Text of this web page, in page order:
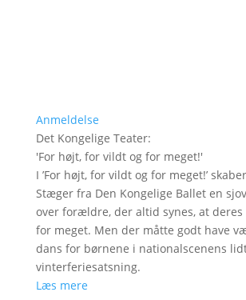
Anmeldelse
Det Kongelige Teater:
'For højt, for vildt og for meget!'
I ’For højt, for vildt og for meget!’
Stæger fra Den Kongelige Ballet en
over forældre, der altid synes, at
for meget. Men der måtte godt have
dans for børnene i nationalscenens
vinterferiesatsning.
Læs mere